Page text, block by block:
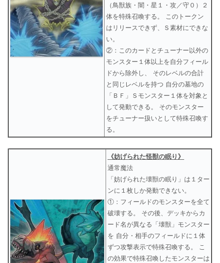
（鳥獣族・闇・星１・攻／守０）２
体を特殊召喚する。 このトークン
はリリースできず、Ｓ素材にできな
い。
②：このカードとチューナー以外の
モンスター１体以上を自分フィール
ドから除外し、 そのレベルの合計
と同じレベルを持つ 自分の墓地の
「ＢＦ」Ｓモンスター１体を対象と
して発動できる。 そのモンスター
をチューナー扱いとして特殊召喚す
る。
《妨げられた怪獣の眠り》
通常魔法
「妨げられた壊獣の眠り」は１ター
ンに１枚しか発動できない。
①：フィールドのモンスターを全て
破壊する。 その後、デッキからカ
ード名が異なる「壊獣」モンスター
を 自分・相手のフィールドに１体
ずつ攻撃表示で特殊召喚する。 こ
の効果で特殊召喚したモンスターは